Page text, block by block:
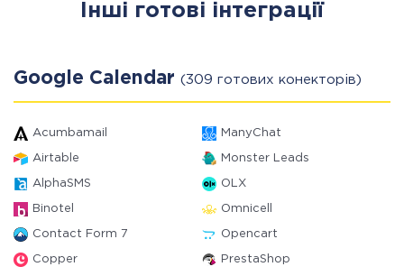
Інші готові інтеграції
Google Calendar (309 готових конекторів)
Acumbamail ManyChat
Airtable Monster Leads
AlphaSMS OLX
Binotel Omnicell
Contact Form 7 Opencart
Copper PrestaShop